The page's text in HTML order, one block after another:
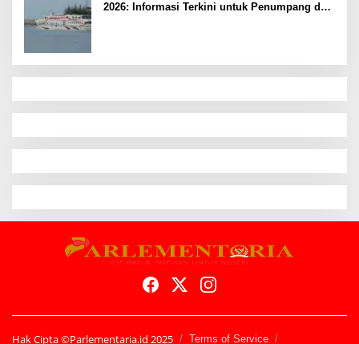
2026: Informasi Terkini untuk Penumpang dan
Hak Cipta ©Parlementaria.id 2025 Terms of Service